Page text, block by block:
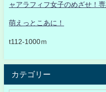
ャアラフィフ女子のめざせ！
萌えっとこあに！
t112-1000ｍ
カテゴリー